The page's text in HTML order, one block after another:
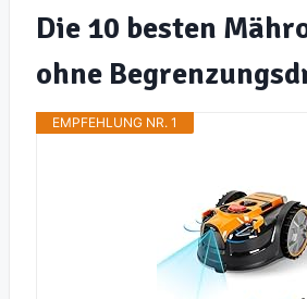
Die 10 besten
ohne
EMPFEHLUNG NR. 1